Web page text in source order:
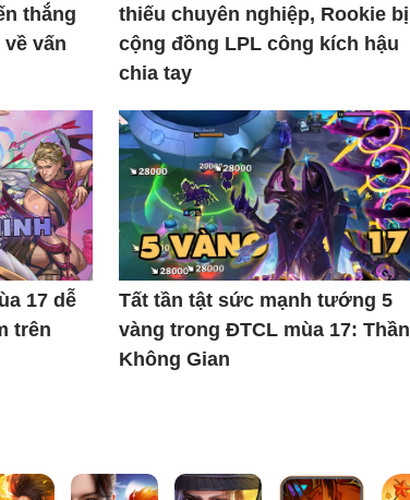
thắng
vấn
thiếu chuyên nghiệp, Rookie bị
cộng đồng LPL công kích hậu
chia tay
17 dễ
trên
Tất tần tật sức mạnh tướng 5
vàng trong ĐTCL mùa 17: Thần
Không Gian